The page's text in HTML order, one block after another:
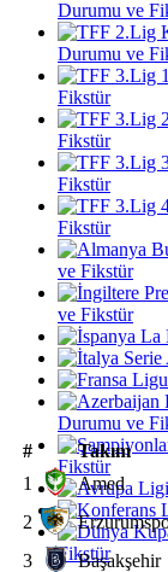
Durumu ve
Durumu ve
Fikstür
Fikstür
Fikstür
Fikstür
ve Fikstür
ve Fikstür
Durumu ve
Fikstür
Fikstür
# Takım
1
Amed
2
3
Başakşehir